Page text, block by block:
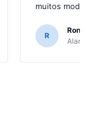
muitos
R